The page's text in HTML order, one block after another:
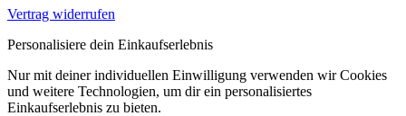
Vertrag widerrufen
Personalisiere dein Einkaufserlebnis
Nur mit deiner individuellen Einwilligung verwenden wir Cookies
und weitere Technologien, um dir ein personalisiertes
Einkaufserlebnis zu bieten.